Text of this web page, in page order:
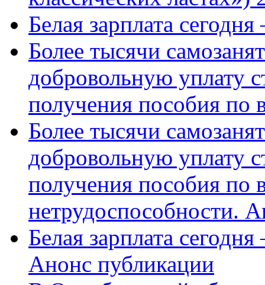
Белая зарплата
Более тысячи
добровольную уплату
получения пособия по
Более тысячи
добровольную уплату
получения пособия по
нетрудоспособности.
Белая зарплата
Анонс публикации